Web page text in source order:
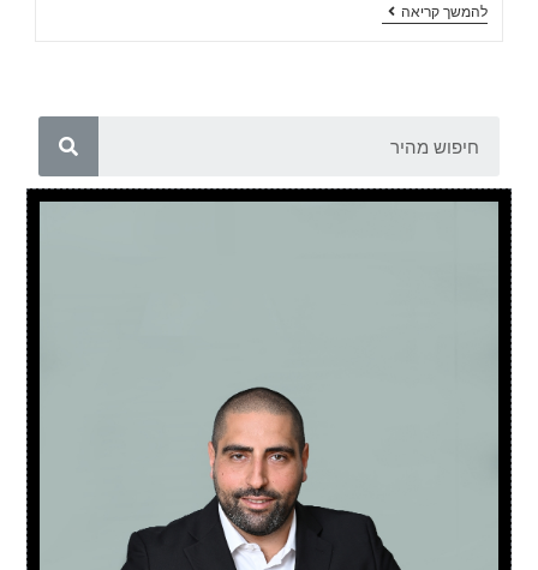
להמשך קריאה